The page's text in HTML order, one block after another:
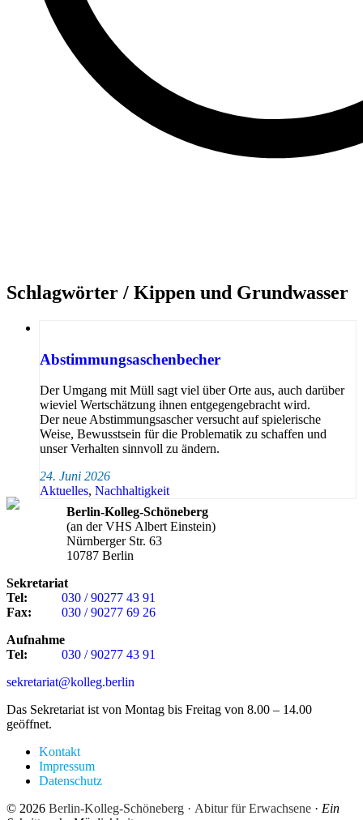
Schlagwörter / Kippen und Grundwasser
Abstimmungsaschenbecher
Der Umgang mit Müll sagt viel über Orte aus, auch darüber
wieviel Wertschätzung ihnen entgegengebracht wird.
Der neue Abstimmungsascher versucht auf spielerische
Weise, Bewusstsein für die Problematik zu schaffen und
unser Verhalten sinnvoll zu ändern.
24. Juni 2026
Aktuelles, Nachhaltigkeit
Berlin-Kolleg-Schöneberg
(an der VHS Albert Einstein)
Nürnberger Str. 63
10787 Berlin
Sekretariat
Tel:
030 / 90277 43 91
Fax:
030 / 90277 69 26
Aufnahme
Tel:
030 / 90277 43 91
sekretariat@kolleg.berlin
Das Sekretariat ist von Montag bis Freitag von 8.00 – 14.00
geöffnet.
Kontakt
Impressum
Datenschutz
© 2026 Berlin-Kolleg-Schöneberg · Abitur für Erwachsene · Ein